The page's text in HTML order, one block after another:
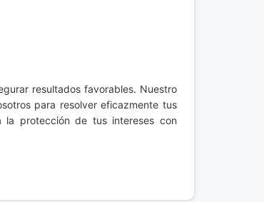
resultados favorables. Nuestro
para resolver eficazmente tus
protección de tus intereses con